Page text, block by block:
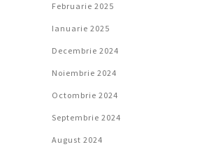
Februarie 2025
Ianuarie 2025
Decembrie 2024
Noiembrie 2024
Octombrie 2024
Septembrie 2024
August 2024